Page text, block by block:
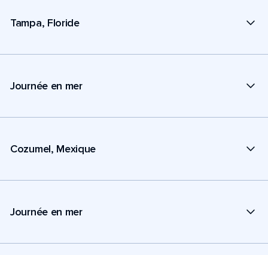
Tampa, Floride
Journée en mer
Cozumel, Mexique
Journée en mer